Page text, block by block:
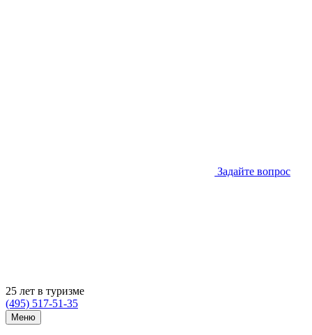
Задайте вопрос
25 лет в туризме
(495) 517-51-35
Меню